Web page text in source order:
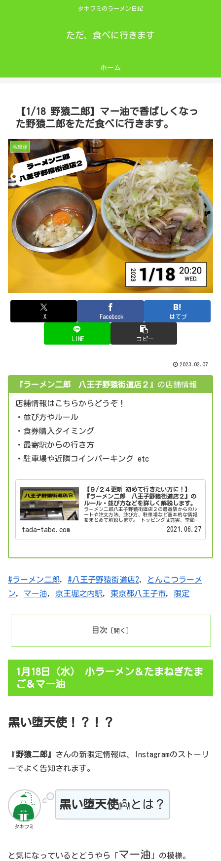
タキワミのラーメン日記
ただ、食べに行きます
ホーム
【1/18 野猿二郎】マー油で香ばしくなっ
た野猿二郎をただ食べに行きます。
感想録
X Facebook はてブ
LINE コピー
2023.02.07
『ラーメン二郎 八王子野猿街道店２ 』の店舗情報
店舗情報はこちらからどうぞ！
・並び方やルール
・食券購入タイミング
・最寄駅からの行き方
・駐車場や近隣コインパーキング etc
【９/２４更新 初めて行きたい方に！】
『ラーメン二郎 八王子野猿街道店２』の
ルール・並び方などを詳しく解説します。
ラーメン二郎八王子野猿街道店２の最寄駅からのル
ートや注文方法、並び方、駐車場など基本的な情報
をまとめて解説します。 トッピングは充実、季節ご
tada-tabe.com 2021.06.27
#ラーメン二郎, #八王子野猿街道店2,
とんこつラーメ
ン, マー油, 京王堀之内駅, 東京都八王子市, 限定
目次
1月18日（水） 小ラーメン＆たまねぎたま
ご＆マー油
黒い堕天使！？！？
『野猿二郎 』さんの新限定情報は、Instagramのストーリ
ーでよく告知されます。
タキワミ
黒い堕天使👼とは？
と気になっているとどうやら「マー油 」の模様。